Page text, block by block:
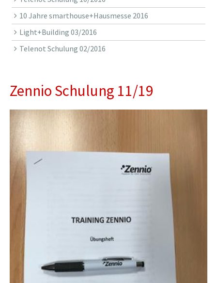
10 Jahre smarthouse+Hausmesse 2016
Light+Building 03/2016
Telenot Schulung 02/2016
Zennio Schulung 11/19